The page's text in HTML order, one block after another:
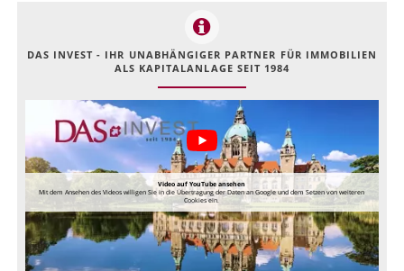
DAS INVEST - IHR UNABHÄNGIGER PARTNER FÜR IMMOBILIEN
ALS KAPITALANLAGE SEIT 1984
Video auf YouTube ansehen
Mit dem Ansehen des Videos willigen Sie in die Übertragung der Daten an Google und dem Setzen von weiteren
Cookies ein.